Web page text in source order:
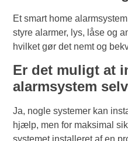
Et smart home
styre alarmer, lys, låse og
hvilket gør det nemt og
Er det muligt at
alarmsystem
Ja, nogle systemer kan
hjælp, men for maksimal
systemet installeret af en